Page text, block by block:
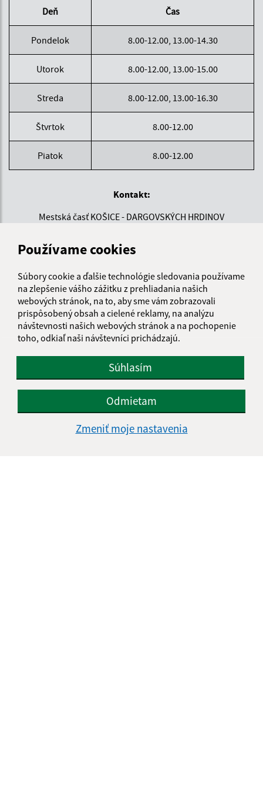
Používame cookies
Súbory cookie a ďalšie technológie sledovania používame
na zlepšenie vášho zážitku z prehliadania našich
webových stránok, na to, aby sme vám zobrazovali
prispôsobený obsah a cielené reklamy, na analýzu
návštevnosti našich webových stránok a na pochopenie
toho, odkiaľ naši návštevníci prichádzajú.
Súhlasím
Odmietam
Zmeniť moje nastavenia
Deň Čas
Pondelok 8.00-12.00, 13.00-14.30
Utorok 8.00-12.00, 13.00-15.00
Streda 8.00-12.00, 13.00-16.30
Štvrtok 8.00-12.00
Piatok 8.00-12.00
Kontakt:
Mestská časť KOŠICE - DARGOVSKÝCH HRDINOV
040 22 Košice
+421 55 300 90 01
IČO: 00690988